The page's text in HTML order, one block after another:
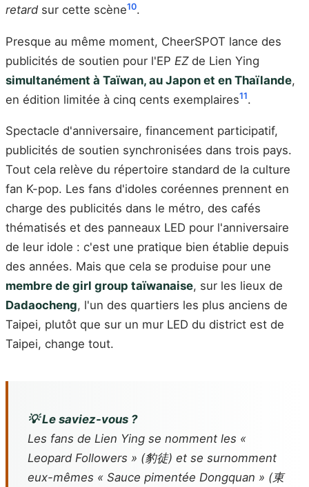
retard sur cette scène10.
Presque au même moment, CheerSPOT lance des
publicités de soutien pour l'EP EZde Lien Ying
simultanément à Taïwan, au Japon et en Thaïlande,
en édition limitée à cinq cents exemplaires11.
Spectacle d'anniversaire, financement participatif,
publicités de soutien synchronisées dans trois pays.
Tout cela relève du répertoire standard de la culture
fan K-pop. Les fans d'idoles coréennes prennent en
charge des publicités dans le métro, des cafés
thématisés et des panneaux LED pour l'anniversaire
de leur idole : c'est une pratique bien établie depuis
des années. Mais que cela se produise pour une
membre de girl group taïwanaise, sur les lieux de
Dadaocheng, l'un des quartiers les plus anciens de
Taipei, plutôt que sur un mur LED du district est de
Taipei, change tout.
💡 Le saviez-vous ?
Les fans de Lien Ying se nomment les «
Leopard Followers » (豹徒) et se surnomment
eux-mêmes « Sauce pimentée Dongquan » (東